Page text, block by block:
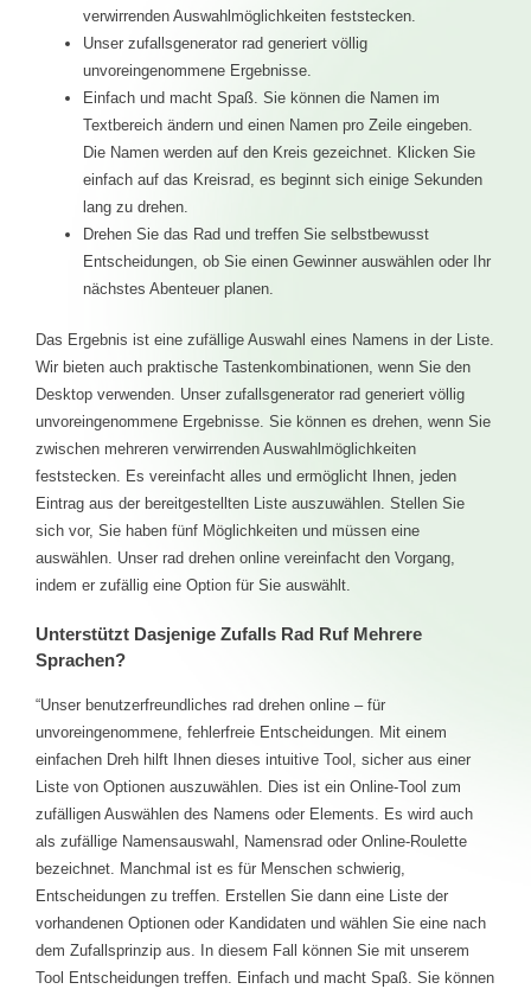
verwirrenden Auswahlmöglichkeiten feststecken.
Unser zufallsgenerator rad generiert völlig
unvoreingenommene Ergebnisse.
Einfach und macht Spaß. Sie können die Namen im
Textbereich ändern und einen Namen pro Zeile eingeben.
Die Namen werden auf den Kreis gezeichnet. Klicken Sie
einfach auf das Kreisrad, es beginnt sich einige Sekunden
lang zu drehen.
Drehen Sie das Rad und treffen Sie selbstbewusst
Entscheidungen, ob Sie einen Gewinner auswählen oder Ihr
nächstes Abenteuer planen.
Das Ergebnis ist eine zufällige Auswahl eines Namens in der Liste.
Wir bieten auch praktische Tastenkombinationen, wenn Sie den
Desktop verwenden. Unser zufallsgenerator rad generiert völlig
unvoreingenommene Ergebnisse. Sie können es drehen, wenn Sie
zwischen mehreren verwirrenden Auswahlmöglichkeiten
feststecken. Es vereinfacht alles und ermöglicht Ihnen, jeden
Eintrag aus der bereitgestellten Liste auszuwählen. Stellen Sie
sich vor, Sie haben fünf Möglichkeiten und müssen eine
auswählen. Unser rad drehen online vereinfacht den Vorgang,
indem er zufällig eine Option für Sie auswählt.
Unterstützt Dasjenige Zufalls Rad Ruf Mehrere
Sprachen?
“Unser benutzerfreundliches rad drehen online – für
unvoreingenommene, fehlerfreie Entscheidungen. Mit einem
einfachen Dreh hilft Ihnen dieses intuitive Tool, sicher aus einer
Liste von Optionen auszuwählen. Dies ist ein Online-Tool zum
zufälligen Auswählen des Namens oder Elements. Es wird auch
als zufällige Namensauswahl, Namensrad oder Online-Roulette
bezeichnet. Manchmal ist es für Menschen schwierig,
Entscheidungen zu treffen. Erstellen Sie dann eine Liste der
vorhandenen Optionen oder Kandidaten und wählen Sie eine nach
dem Zufallsprinzip aus. In diesem Fall können Sie mit unserem
Tool Entscheidungen treffen. Einfach und macht Spaß. Sie können